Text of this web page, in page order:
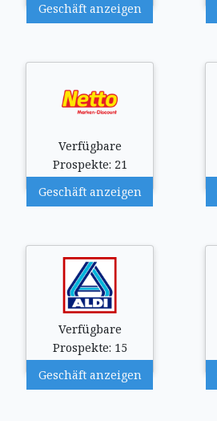
Geschäft anzeigen
Verfügbare
Prospekte: 21
Geschäft anzeigen
Verfügbare
Prospekte: 15
Geschäft anzeigen